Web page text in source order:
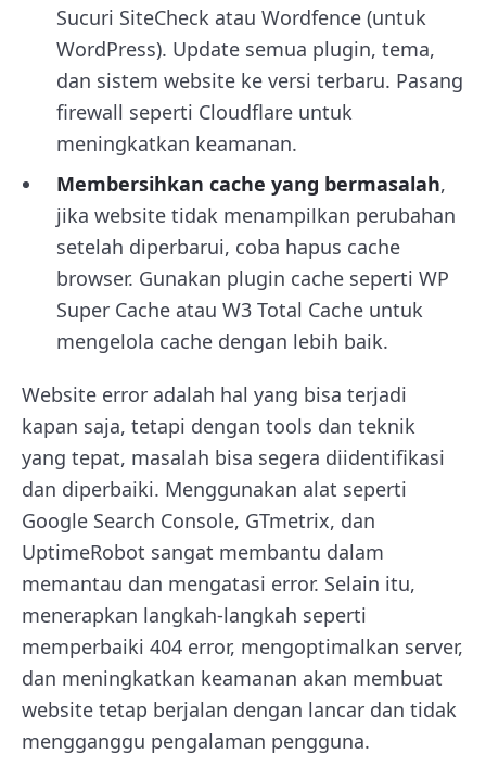
Sucuri SiteCheck atau Wordfence (untuk
WordPress). Update semua plugin, tema,
dan sistem website ke versi terbaru. Pasang
firewall seperti Cloudflare untuk
meningkatkan keamanan.
Membersihkan cache yang bermasalah,
jika website tidak menampilkan perubahan
setelah diperbarui, coba hapus cache
browser. Gunakan plugin cache seperti WP
Super Cache atau W3 Total Cache untuk
mengelola cache dengan lebih baik.
Website error adalah hal yang bisa terjadi
kapan saja, tetapi dengan tools dan teknik
yang tepat, masalah bisa segera diidentifikasi
dan diperbaiki. Menggunakan alat seperti
Google Search Console, GTmetrix, dan
UptimeRobot sangat membantu dalam
memantau dan mengatasi error. Selain itu,
menerapkan langkah-langkah seperti
memperbaiki 404 error, mengoptimalkan server,
dan meningkatkan keamanan akan membuat
website tetap berjalan dengan lancar dan tidak
mengganggu pengalaman pengguna.